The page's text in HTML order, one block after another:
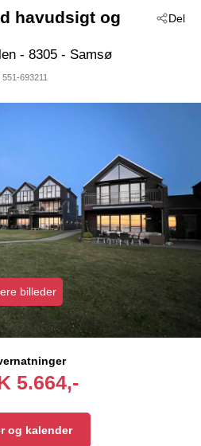
Del
havudsigt og
- 8305 - Samsø
551-693211
billeder
5.664,-
og kalender